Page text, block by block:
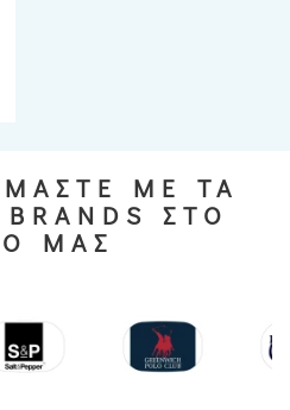
ΜΕ ΤΑ
ΣΤΟ
ΜΑΣ